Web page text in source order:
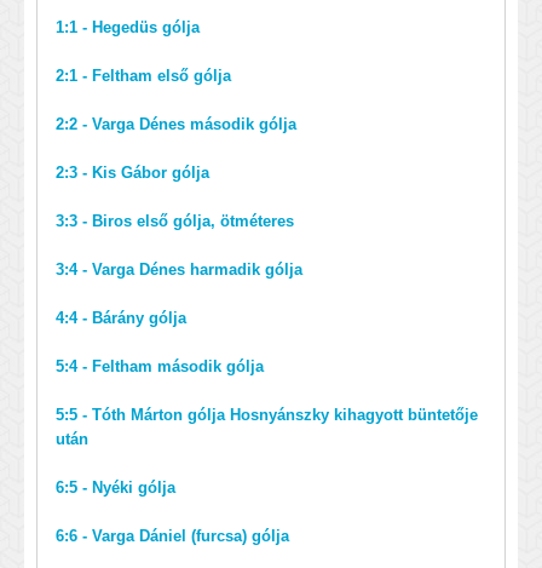
1:1 - Hegedüs gólja
2:1 - Feltham első gólja
2:2 - Varga Dénes második gólja
2:3 - Kis Gábor gólja
3:3 - Biros első gólja, ötméteres
3:4 - Varga Dénes harmadik gólja
4:4 - Bárány gólja
5:4 - Feltham második gólja
5:5 - Tóth Márton gólja Hosnyánszky kihagyott büntetője
után
6:5 - Nyéki gólja
6:6 - Varga Dániel (furcsa) gólja